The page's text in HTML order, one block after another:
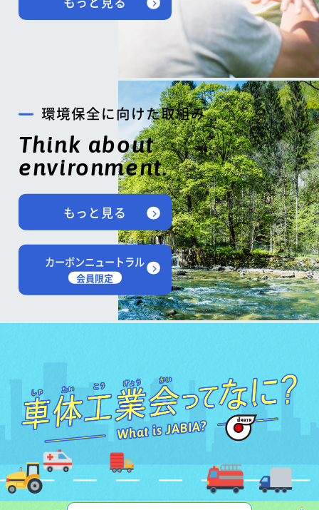
環境保全に向けた取組み
Think about
environment.
もっと見る
カーボンニュートラル
会員限定